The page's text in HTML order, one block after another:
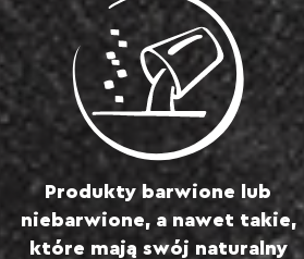
Produkty barwione lub
niebarwione, a nawet takie,
które mają swój naturalny